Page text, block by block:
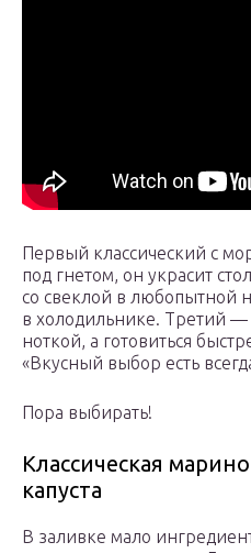
Первый классический с
под гнетом, он украсит
со свеклой в любопытной
в холодильнике. Третий
ноткой, а готовиться
«Вкусный выбор есть
Пора выбирать!
Классическая
капуста
В заливке мало